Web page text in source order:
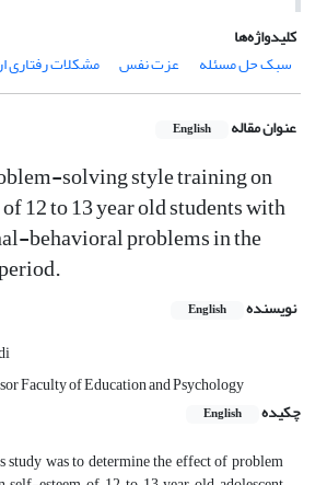
کلیدواژه‌ها
سبک حل مسئله
عزت نفس مشکلات رفتاری
عنوان مقاله English
solving style training on
12 to 13 year old students with
behavioral problems in the
نویسنده English
Faculty of Education and Psychology
چکیده
English
study was to determine the effect of problem